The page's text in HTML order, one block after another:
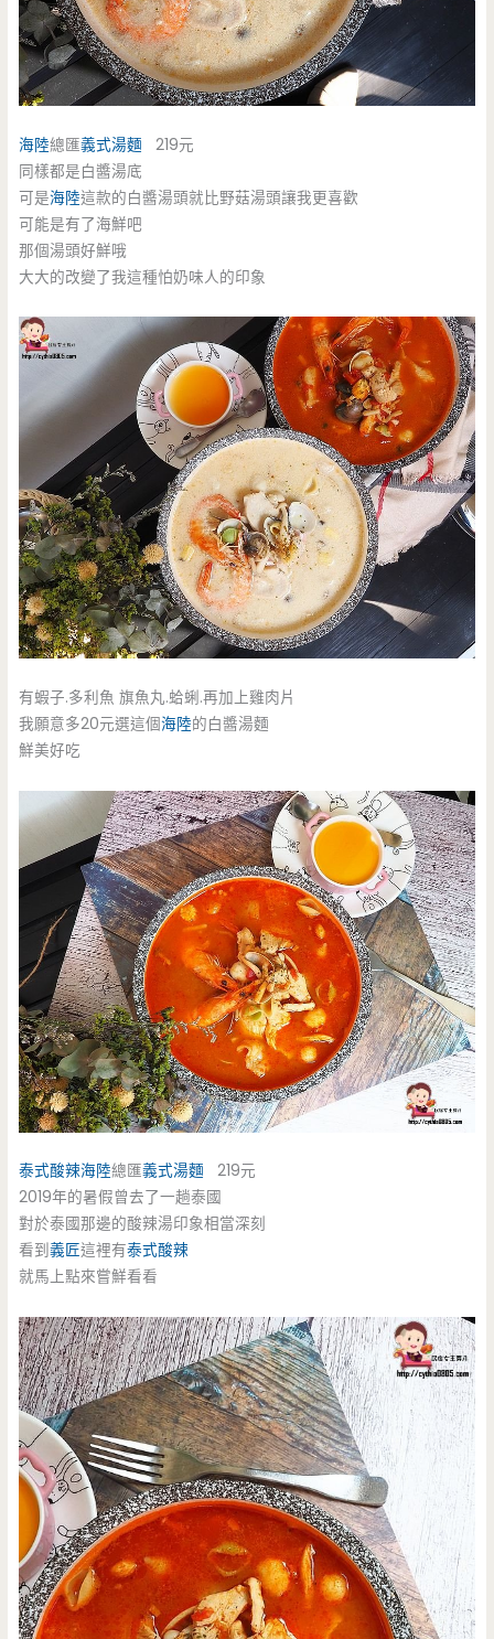
海陸總匯義式湯麵 219元
同樣都是白醬湯底
可是海陸這款的白醬湯頭就比野菇湯頭讓我更喜歡
可能是有了海鮮吧
那個湯頭好鮮哦
大大的改變了我這種怕奶味人的印象
有蝦子.多利魚 旗魚丸.蛤蜊.再加上雞肉片
我願意多20元選這個海陸的白醬湯麵
鮮美好吃
泰式酸辣海陸總匯義式湯麵 219元
2019年的暑假曾去了一趟泰國
對於泰國那邊的酸辣湯印象相當深刻
看到義匠這裡有泰式酸辣
就馬上點來嘗鮮看看